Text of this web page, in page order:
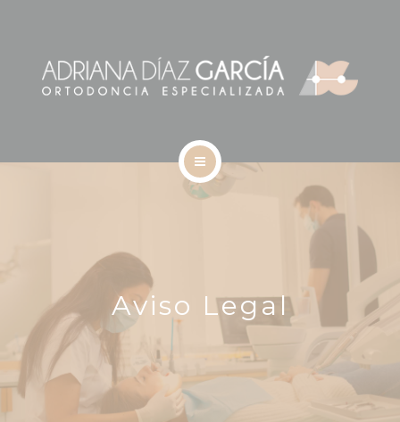
ORTODONCIA
NUEVOS PACIENTES
ORTODONCIA
APARATOS
CONTACTO
Aviso Legal